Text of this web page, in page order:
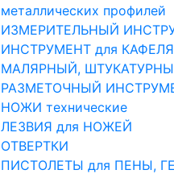
металлических профилей
ИЗМЕРИТЕЛЬНЫЙ
ИНСТРУМЕНТ для
МАЛЯРНЫЙ,
РАЗМЕТОЧНЫЙ
НОЖИ технические
ЛЕЗВИЯ для НОЖЕЙ
ОТВЕРТКИ
ПИСТОЛЕТЫ для ПЕНЫ,